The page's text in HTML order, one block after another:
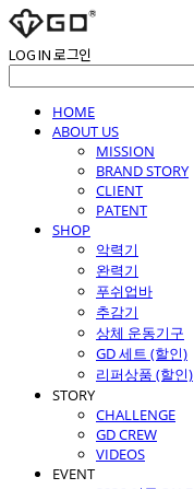
LOG IN로그인
HOME
ABOUT US
MISSION
BRAND STORY
CLIENT
PATENT
SHOP
악력기
완력기
푸쉬업바
추감기
상체 운동기구
GD 세트 (할인)
리퍼상품 (할인)
STORY
CHALLENGE
GD CREW
VIDEOS
EVENT